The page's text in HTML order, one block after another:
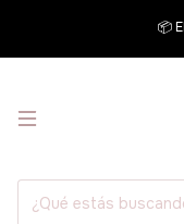
📦 ENVÍOS